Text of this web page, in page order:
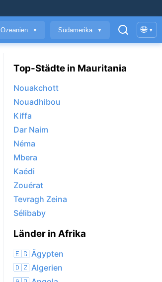
Ozeanien ▼ Südamerika ▼ 🌐 ▾
Top-Städte in Mauritania
Nouakchott
Nouadhibou
Kiffa
Dar Naim
Néma
Mbera
Kaédi
Zouérat
Tevragh Zeina
Sélibaby
Länder in Afrika
🇪🇬 Ägypten
🇩🇿 Algerien